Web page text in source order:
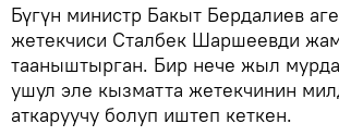
Бүгүн министр Бакыт Бердалиев
жетекчиси Сталбек Шаршеевди
тааныштырган. Бир нече жыл
ушул эле кызматта жетекчинин
аткаруучу болуп иштеп кеткен.